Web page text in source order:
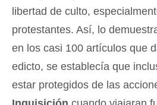
libertad de culto,
protestantes. Así, lo
en los casi 100 artículos que
edicto, se establecía que
estar protegidos de las